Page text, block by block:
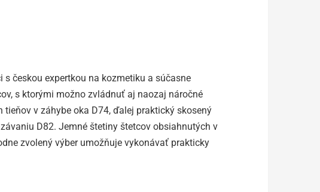
českou expertkou na kozmetiku a súčasne
s ktorými možno zvládnuť aj naozaj náročné
v záhybe oka D74, ďalej praktický skosený
D82. Jemné štetiny štetcov obsiahnutých v
zvolený výber umožňuje vykonávať prakticky